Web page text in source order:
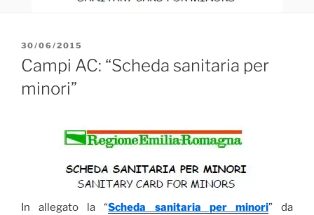
PUBBLICATO
IL
30/06/2015
Campi AC: “ Scheda sanitaria p er
minori”
In allegato la “Scheda sanitaria per minori” da